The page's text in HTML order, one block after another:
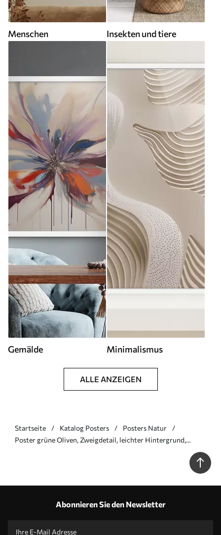
Menschen Insekten und tiere
Gemälde Minimalismus
ALLE ANZEIGEN
Startseite Katalog Posters
Posters Natur
Poster grüne Oliven, Zweigdetail, leichter Hintergrund,
Abonnieren Sie den Newsletter